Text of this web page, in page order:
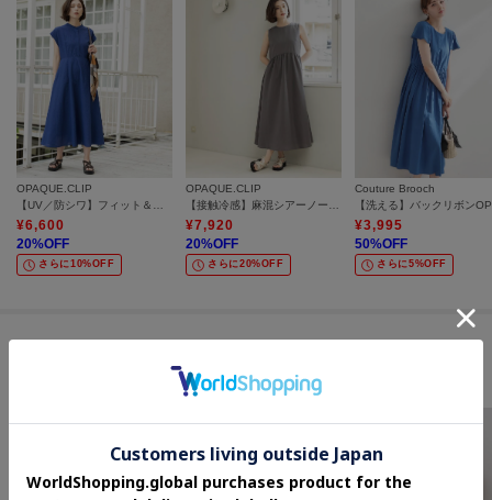
OPAQUE.CLIP
【UV／防シワ】フィット＆フレアワンピース《洗濯機OK》
¥6,600
20%OFF
さらに10%OFF
OPAQUE.CLIP
【接触冷感】麻混シアーノースリーブワンピース《洗濯機OK》
¥7,920
20%OFF
さらに20%OFF
Couture Brooch
【洗える】バックリボンOP
¥3,995
50%OFF
さらに5%OFF
チェックしています